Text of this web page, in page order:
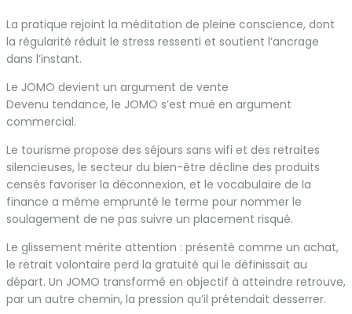
La pratique rejoint la méditation de pleine conscience, dont
la régularité réduit le stress ressenti et soutient l’ancrage
dans l’instant.
Le JOMO devient un argument de vente
Devenu tendance, le JOMO s’est mué en argument
commercial.
Le tourisme propose des séjours sans wifi et des retraites
silencieuses, le secteur du bien-être décline des produits
censés favoriser la déconnexion, et le vocabulaire de la
finance a même emprunté le terme pour nommer le
soulagement de ne pas suivre un placement risqué.
Le glissement mérite attention : présenté comme un achat,
le retrait volontaire perd la gratuité qui le définissait au
départ. Un JOMO transformé en objectif à atteindre retrouve,
par un autre chemin, la pression qu’il prétendait desserrer.